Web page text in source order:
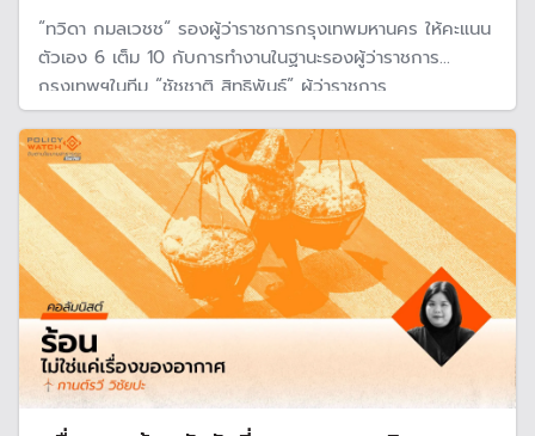
“ทวิดา กมลเวชช“ รองผู้ว่าราชการกรุงเทพมหานคร ให้คะแนน
ตัวเอง 6 เต็ม 10 กับการทำงานในฐานะรองผู้ว่าราชการ
กรุงเทพฯในทีม “ชัชชาติ สิทธิพันธุ์” ผู้ว่าราชการ
กรุงเทพมหานคร ใกล้จะครบวาระการทำงาน 4 ปีใน 21 พ.ค.69
โชว์ 214 นโยบายถึงวันนี้ทำสำเร็จมากกว่าครึ่ง